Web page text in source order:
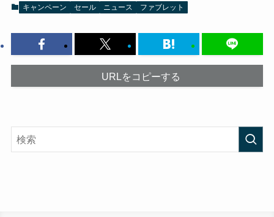
キャンペーン セール ニュース ファブレット
URLをコピーする